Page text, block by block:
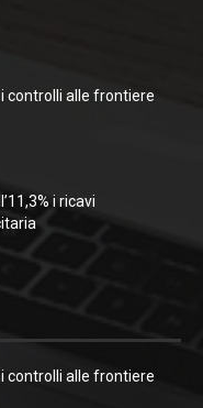
controlli alle frontiere
i ricavi
controlli alle frontiere